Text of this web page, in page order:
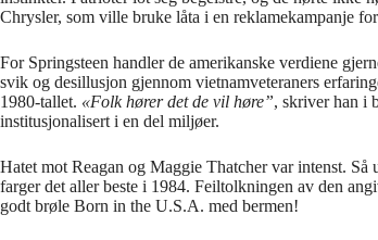
Chrysler, som ville bruke låta i en reklamekampanje
For Springsteen handler de amerikanske verdiene
svik og desillusjon gjennom vietnamveteraners
1980-tallet. «Folk hører det de vil høre”, skriver han i
institusjonalisert i en del miljøer.
Hatet mot Reagan og Maggie Thatcher var intenst.
farger det aller beste i 1984. Feiltolkningen av den
godt brøle Born in the U.S.A. med bermen!